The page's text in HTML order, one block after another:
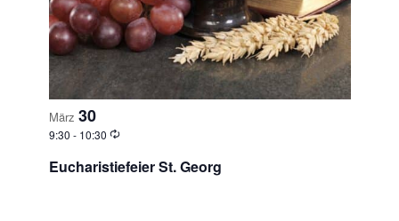
März 30
9:30 - 10:30
Eucharistiefeier St. Georg